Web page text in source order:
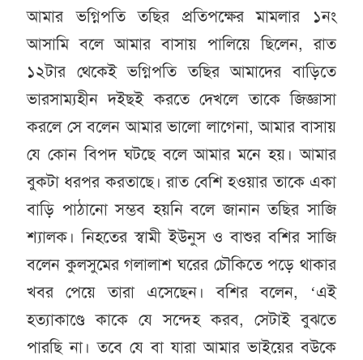
আমার ভগ্নিপতি তছির প্রতিপক্ষের মামলার ১নং
আসামি বলে আমার বাসায় পালিয়ে ছিলেন, রাত
১২টার থেকেই ভগ্নিপতি তছির আমাদের বাড়িতে
ভারসাম্যহীন দইছই করতে দেখলে তাকে জিজ্ঞাসা
করলে সে বলেন আমার ভালো লাগেনা, আমার বাসায়
যে কোন বিপদ ঘটছে বলে আমার মনে হয়। আমার
বুকটা ধরপর করতাছে। রাত বেশি হওয়ার তাকে একা
বাড়ি পাঠানো সম্ভব হয়নি বলে জানান তছির সাজি
শ্যালক। নিহতের স্বামী ইউনুস ও বাশুর বশির সাজি
বলেন কুলসুমের গলালাশ ঘরের চৌকিতে পড়ে থাকার
খবর পেয়ে তারা এসেছেন। বশির বলেন, ‘এই
হত্যাকাণ্ডে কাকে যে সন্দেহ করব, সেটাই বুঝতে
পারছি না। তবে যে বা যারা আমার ভাইয়ের বউকে